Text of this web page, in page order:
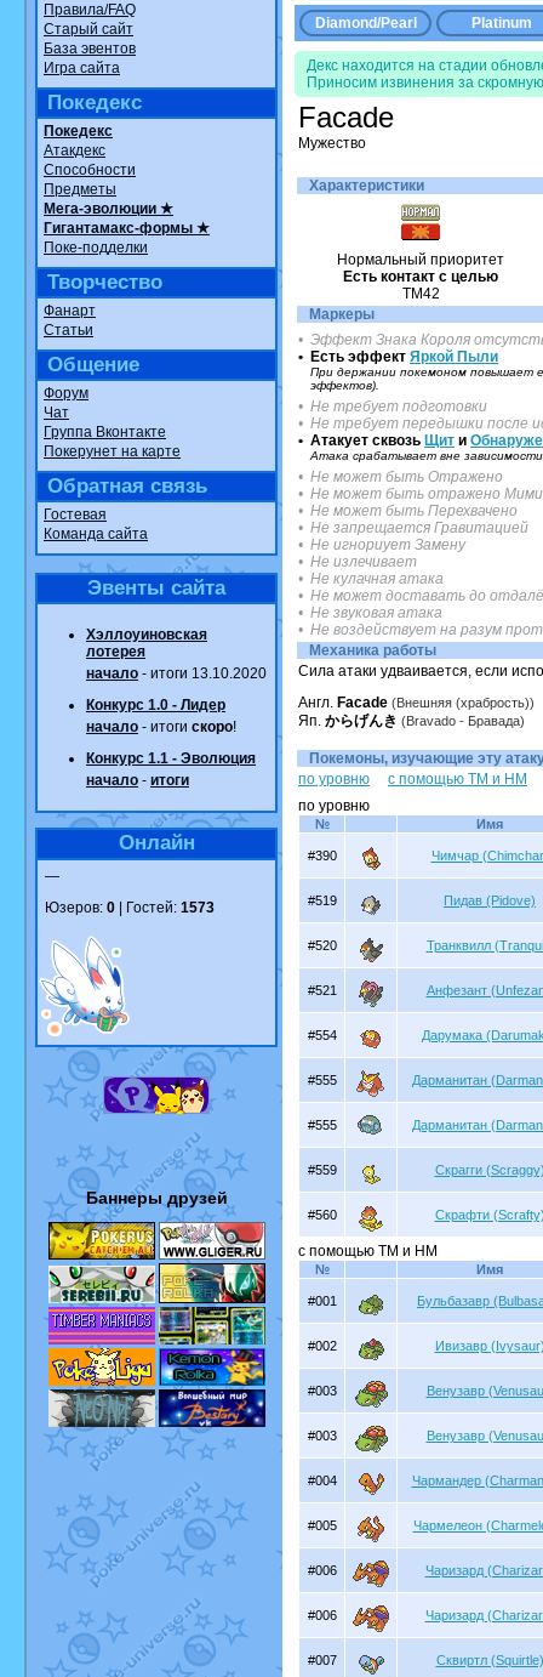
Правила/FAQ
Старый сайт
База эвентов
Игра сайта
Покедекс
Покедекс
Атакдекс
Способности
Предметы
Мега-эволюции ★
Гигантамакс-формы ★
Поке-подделки
Творчество
Фанарт
Статьи
Общение
Форум
Чат
Группа Вконтакте
Покерунет на карте
Обратная связь
Гостевая
Команда сайта
Эвенты сайта
Хэллоуиновская
лотерея
начало - итоги 13.10.2020
Конкурс 1.0 - Лидер
начало - итоги скоро!
Конкурс 1.1 - Эволюция
начало - итоги
Онлайн
—
Юзеров: 0 | Гостей: 1573
Баннеры друзей
Diamond/Pearl Platinum
Декс находится на стадии
Приносим извинения за
Facade
Мужество
Характеристики
Нормальный приоритет
Есть контакт с целью
TM42
Маркеры
• Эффект Знака Короля
• Есть эффект Яркой Пыли
При держании покемоном повышает
эффектов).
• Не требует подготовки
• Не требует передышки после
• Атакует сквозь Щит и
Атака срабатывает вне
• Не может быть Отражено
• Не может быть отражено
• Не может быть Перехвачено
• Не запрещается Гравитацией
• Не игнориует Замену
• Не излечивает
• Не кулачная атака
• Не может доставать до
• Не звуковая атака
• Не воздействует на разум
Механика работы
Сила атаки удваивается, если
Англ. Facade (Внешняя (храбрость))
Яп. からげんき (Bravado - Бравада)
Покемоны, изучающие эту
по уровню
с помощью TM и HM
по уровню
№ Имя
#390 Чимчар
#519 Пидав (Pidove)
#520 Транквилл
#521 Анфезант
#554 Дарумака
#555 Дарманитан
#555 Дарманитан
#559 Скрагги
#560 Скрафти
с помощью TM и HM
№ Имя
#001 Бульбазавр
#002 Ивизавр
#003 Венузавр
#003 Венузавр
#004 Чармандер
#005 Чармелеон
#006 Чаризард
#006 Чаризард
#007 Сквиртл (Squirtle)